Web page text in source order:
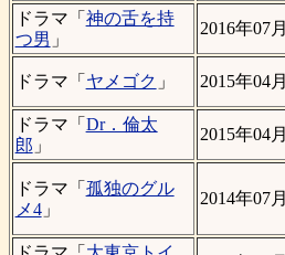
ドラマ「 神の舌を持
つ男 」
2016年07月
ドラマ「 ヤメゴク 」 2015年04月
ドラマ「 Dr．倫太
郎 」
2015年04月
ドラマ「 孤独のグル
メ4」
2014年07月